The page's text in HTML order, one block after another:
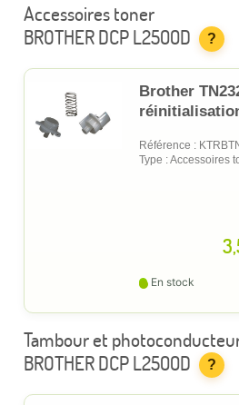
Accessoires toner
BROTHER DCP L2500D
?
Brother
Référence :
Type : Accessoires
En stock
Tambour et
BROTHER DCP L2500D
?